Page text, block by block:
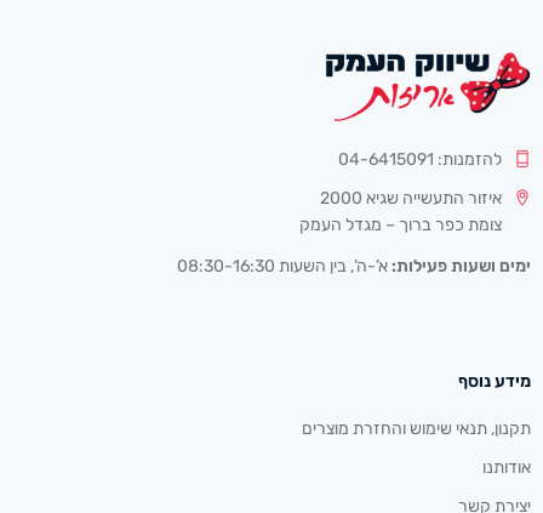
להזמנות: 04-6415091
איזור התעשייה שגיא 2000
צומת כפר ברוך – מגדל העמק
ימים ושעות פעילות: א’-ה’, בין השעות 08:30-16:30
מידע נוסף
תקנון, תנאי שימוש והחזרת מוצרים
אודותנו
יצירת קשר